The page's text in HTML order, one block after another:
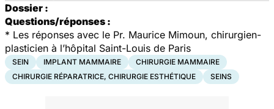
Dossier :
Questions/réponses :
* Les réponses avec le Pr. Maurice Mimoun, chirurgien-
plasticien à l’hôpital Saint-Louis de Paris
SEIN IMPLANT MAMMAIRE
CHIRURGIE MAMMAIRE
CHIRURGIE RÉPARATRICE, CHIRURGIE ESTHÉTIQUE
SEINS